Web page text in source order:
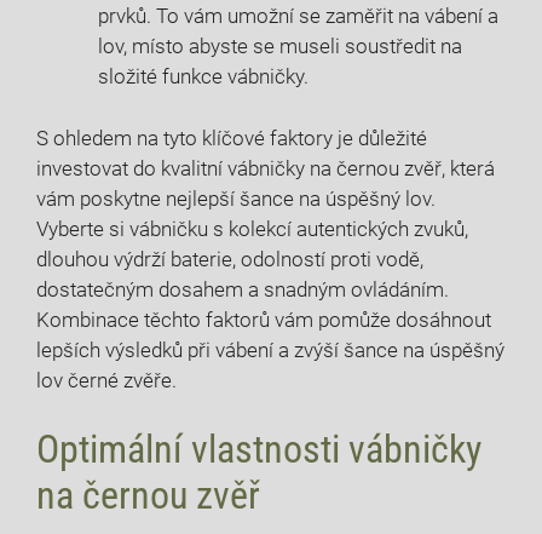
prvků. To vám umožní se zaměřit na vábení a
lov, místo abyste se museli soustředit na
složité funkce vábničky.
S ohledem na tyto klíčové faktory je důležité
investovat do kvalitní vábničky na černou zvěř, která
vám poskytne nejlepší šance na úspěšný lov.
Vyberte si vábničku s kolekcí autentických zvuků,
dlouhou výdrží baterie, odolností proti vodě,
dostatečným dosahem a snadným ovládáním.
Kombinace těchto faktorů vám pomůže dosáhnout
lepších výsledků při vábení a zvýší šance na úspěšný
lov černé zvěře.
Optimální vlastnosti vábničky
na černou zvěř